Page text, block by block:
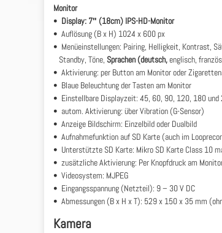
Monitor
• Display: 7ʺ (18cm) IPS-HD-Monitor
• Auflösung (B x H) 1024 x 600 px
• Menüeinstellungen: Pairing, Helligkeit, Kontrast,
Standby, Töne, Sprachen (deutsch,englisch,
• Aktivierung: per Button am Monitor oder
• Blaue Beleuchtung der Tasten am Monitor
• Einstellbare Displayzeit: 45, 60, 90, 120, 180 und
• autom. Aktivierung: über Vibration (G-Sensor)
• Anzeige Bildschirm: Einzelbild oder Dualbild
• Aufnahmefunktion auf SD Karte (auch im
• Unterstützte SD Karte: Mikro SD Karte Class 10
• zusätzliche Aktivierung: Per Knopfdruck am
• Videosystem: MJPEG
• Eingangsspannung (Netzteil): 9 – 30 V DC
• Abmessungen (B x H x T): 529 x 150 x 35 mm
Kamera